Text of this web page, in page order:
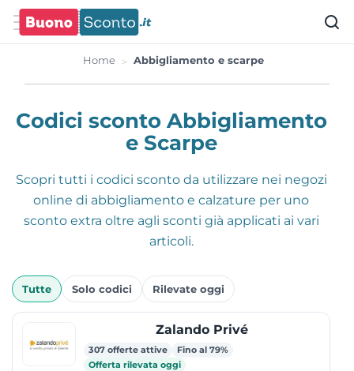
Home Abbigliamento e scarpe
Codici sconto Abbigliamento
e Scarpe
Scopri tutti i codici sconto da utilizzare nei negozi
online di abbigliamento e calzature per uno
sconto extra oltre agli sconti già applicati ai vari
articoli.
Offerte
attive
Tutte Solo codici Rilevate oggi
Zalando Privé
307 offerte attive
Fino al 79%
Offerta rilevata oggi